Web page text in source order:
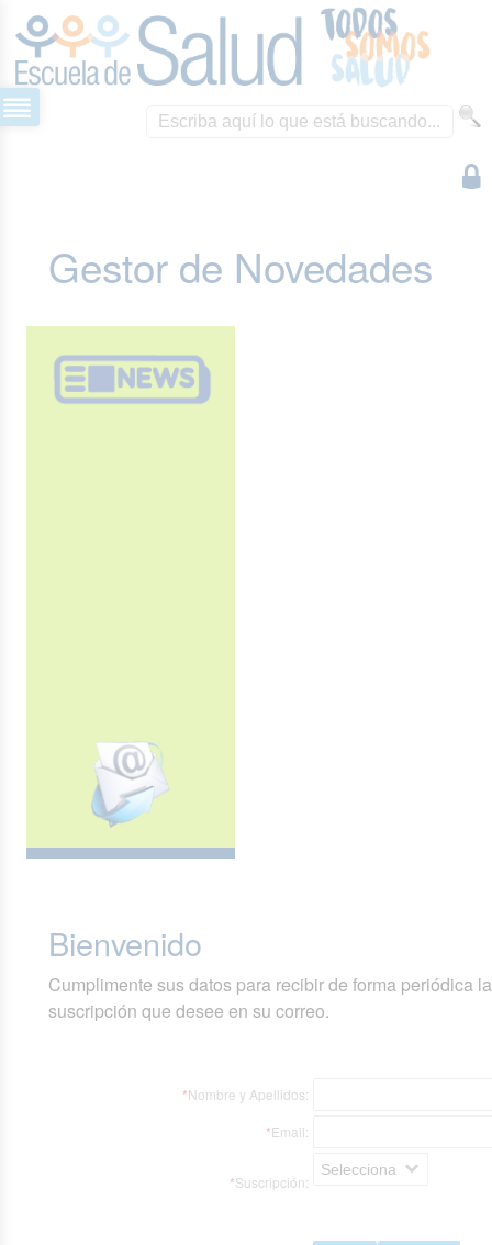
Gestor de Novedades
Bienvenido
Cumplimente sus datos para recibir de forma periódica
suscripción que desee en su correo.
*Nombre y Apellidos:
*Email:
*Suscripción:
Selecciona